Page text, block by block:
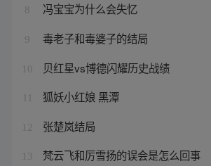
8 冯宝宝为什么会失忆
9 毒老子和毒婆子的结局
10 贝红星vs博德闪耀历史战绩
狐妖小红娘 黑潭
12 张楚岚结局
13 梵云飞和厉雪扬的误会是怎么回事